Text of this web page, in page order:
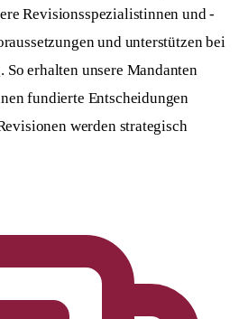
Revisionsspezialistinnen und -
und unterstützen bei
erhalten unsere Mandanten
fundierte Entscheidungen
werden strategisch